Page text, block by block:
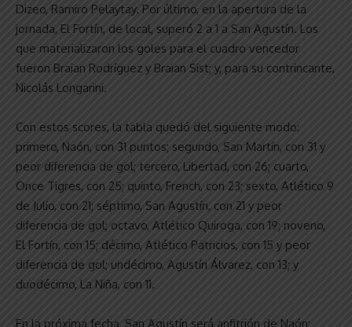
Dizeo, Ramiro Pelaytay. Por último, en la apertura de la
jornada, El Fortín, de local, superó 2 a 1 a San Agustín. Los
que materializaron los goles para el cuadro vencedor
fueron Braian Rodríguez y Braian Sist; y, para su contrincante,
Nicolás Longarini.
Con estos scores, la tabla quedó del siguiente modo:
primero, Naón, con 31 puntos; segundo, San Martín, con 31 y
peor diferencia de gol; tercero, Libertad, con 26; cuarto,
Once Tigres, con 25; quinto, French, con 23; sexto, Atlético 9
de Julio, con 21; séptimo, San Agustín, con 21 y peor
diferencia de gol; octavo, Atlético Quiroga, con 19; noveno,
El Fortín, con 15; décimo, Atlético Patricios, con 15 y peor
diferencia de gol; undécimo, Agustín Álvarez, con 13; y
duodécimo, La Niña, con 11.
En la próxima fecha, San Agustín será anfitrión de Naón;